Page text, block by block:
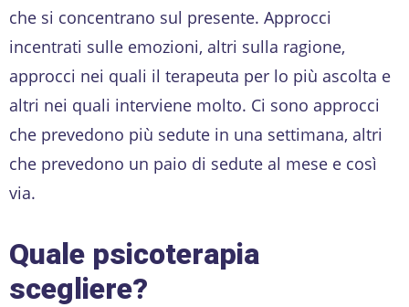
che si concentrano sul presente. Approcci
incentrati sulle emozioni, altri sulla ragione,
approcci nei quali il terapeuta per lo più ascolta e
altri nei quali interviene molto. Ci sono approcci
che prevedono più sedute in una settimana, altri
che prevedono un paio di sedute al mese e così
via.
Quale psicoterapia
scegliere?